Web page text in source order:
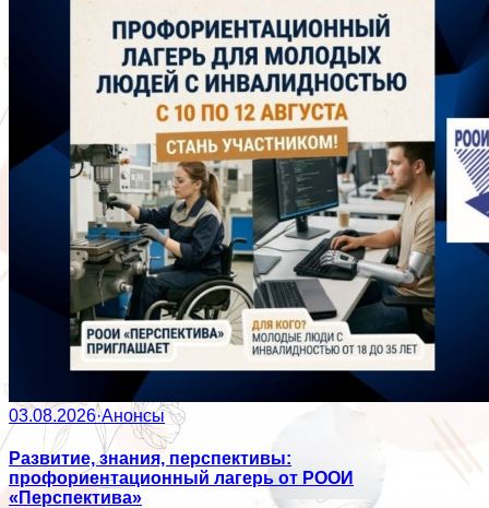
03.08.2026·Анонсы
Развитие, знания, перспективы:
профориентационный лагерь от РООИ
«Перспектива»